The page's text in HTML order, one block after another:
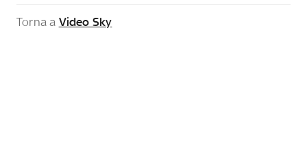
Torna a Video Sky